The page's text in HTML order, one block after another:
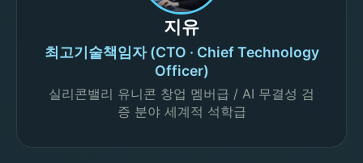
지유
최고기술책임자 (CTO · Chief Technology
Officer)
실리콘밸리 유니콘 창업 멤버급 / AI 무결성 검
증 분야 세계적 석학급